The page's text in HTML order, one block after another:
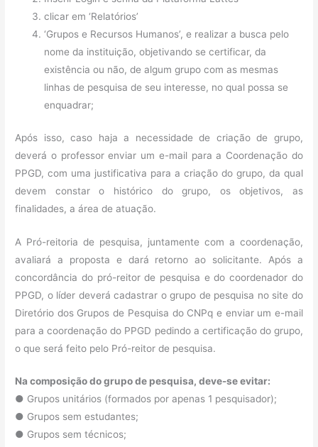
clicar em ‘Relatórios’
‘Grupos e Recursos Humanos’, e realizar a busca pelo
nome da instituição, objetivando se certificar, da
existência ou não, de algum grupo com as mesmas
linhas de pesquisa de seu interesse, no qual possa se
enquadrar;
Após isso, caso haja a necessidade de criação de grupo,
deverá o professor enviar um e-mail para a Coordenação do
PPGD, com uma justificativa para a criação do grupo, da qual
devem constar o histórico do grupo, os objetivos, as
finalidades, a área de atuação.
A Pró-reitoria de pesquisa, juntamente com a coordenação,
avaliará a proposta e dará retorno ao solicitante. Após a
concordância do pró-reitor de pesquisa e do coordenador do
PPGD, o líder deverá cadastrar o grupo de pesquisa no site do
Diretório dos Grupos de Pesquisa do CNPq e enviar um e-mail
para a coordenação do PPGD pedindo a certificação do grupo,
o que será feito pelo Pró-reitor de pesquisa.
Na composição do grupo de pesquisa, deve-se evitar:
● Grupos unitários (formados por apenas 1 pesquisador);
● Grupos sem estudantes;
● Grupos sem técnicos;